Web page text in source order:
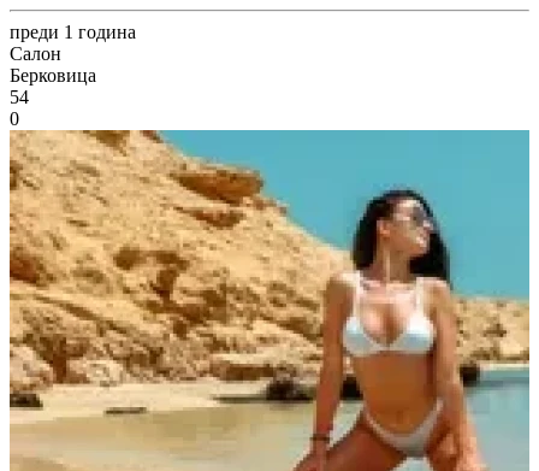
преди 1 година
Салон
Берковица
54
0